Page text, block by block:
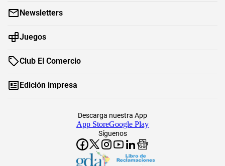
Newsletters
Juegos
Club El Comercio
Edición impresa
Síguenos
Descarga nuestra App
App StoreGoogle Play